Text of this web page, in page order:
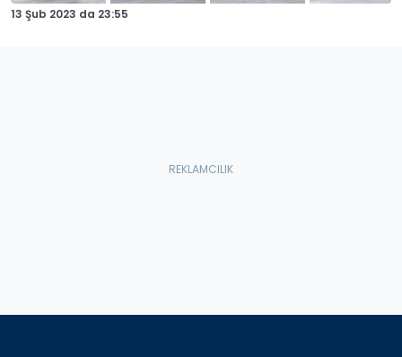
13 Şub 2023 da 23:55